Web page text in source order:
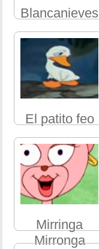
Blancanieves
El patito feo
Mirringa
Mirronga